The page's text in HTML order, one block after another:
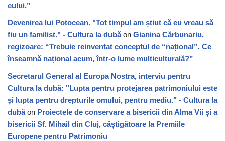
eului.”
Devenirea lui Potocean. "Tot timpul am știut că eu vreau să
fiu un familist." - Cultura la dubăon Gianina Cărbunariu,
regizoare: “Trebuie reinventat conceptul de “național”. Ce
înseamnă național acum, într-o lume multiculturală?”
Secretarul General al Europa Nostra, interviu pentru
Cultura la dubă: "Lupta pentru protejarea patrimoniului este
și lupta pentru drepturile omului, pentru mediu." - Cultura la
dubăon Proiectele de conservare a bisericii din Alma Vii și a
bisericii Sf. Mihail din Cluj, câștigătoare la Premiile
Europene pentru Patrimoniu